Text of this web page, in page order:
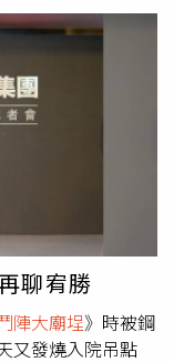
秒訓練，在一旁
步的蔡昌憲雙腳抖
剛開始就驚覺訓練
馬步訓練。（圖／
板凳紮馬步、拿獅
最後進階訓練「四
，跟著指令踩出龍
一起競賽，輸的
一翻激戰後，蔡昌
喊：「李千娜是
但願賭服輸的
的練習過程爆出搞
聊宥勝
陣大廟埕》時被鋼
又發燒入院吊點